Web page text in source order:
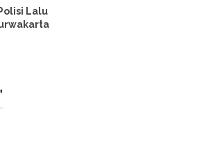
Lalu